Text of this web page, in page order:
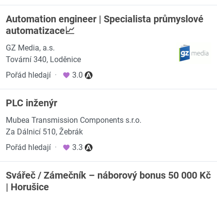
Automation engineer | Specialista průmyslové
automatizace📈
GZ Media, a.s.
Tovární 340, Loděnice
Pořád hledají · 3.0
PLC inženýr
Mubea Transmission Components s.r.o.
Za Dálnicí 510, Žebrák
Pořád hledají · 3.3
Svářeč / Zámečník – náborový bonus 50 000 Kč
| Horušice